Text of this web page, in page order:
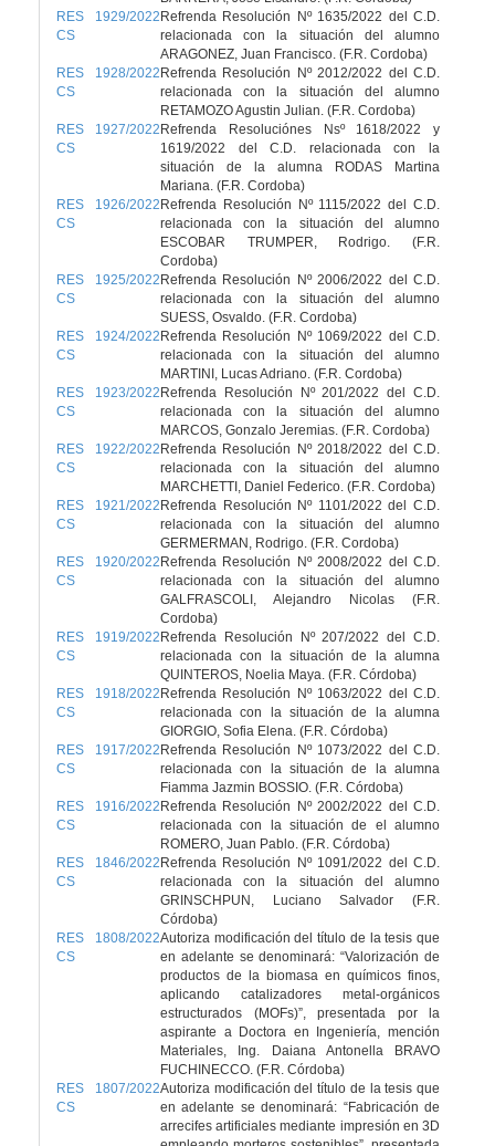
RES 1929/2022
CS
Refrenda Resolución Nº 1635/2022 del C.D.
relacionada con la situación del alumno
ARAGONEZ, Juan Francisco. (F.R. Cordoba)
RES 1928/2022
CS
Refrenda Resolución Nº 2012/2022 del C.D.
relacionada con la situación del alumno
RETAMOZO Agustin Julian. (F.R. Cordoba)
RES 1927/2022
CS
Refrenda Resoluciónes Nsº 1618/2022 y
1619/2022 del C.D. relacionada con la
situación de la alumna RODAS Martina
Mariana. (F.R. Cordoba)
RES 1926/2022
CS
Refrenda Resolución Nº 1115/2022 del C.D.
relacionada con la situación del alumno
ESCOBAR TRUMPER, Rodrigo. (F.R.
Cordoba)
RES 1925/2022
CS
Refrenda Resolución Nº 2006/2022 del C.D.
relacionada con la situación del alumno
SUESS, Osvaldo. (F.R. Cordoba)
RES 1924/2022
CS
Refrenda Resolución Nº 1069/2022 del C.D.
relacionada con la situación del alumno
MARTINI, Lucas Adriano. (F.R. Cordoba)
RES 1923/2022
CS
Refrenda Resolución Nº 201/2022 del C.D.
relacionada con la situación del alumno
MARCOS, Gonzalo Jeremias. (F.R. Cordoba)
RES 1922/2022
CS
Refrenda Resolución Nº 2018/2022 del C.D.
relacionada con la situación del alumno
MARCHETTI, Daniel Federico. (F.R. Cordoba)
RES 1921/2022
CS
Refrenda Resolución Nº 1101/2022 del C.D.
relacionada con la situación del alumno
GERMERMAN, Rodrigo. (F.R. Cordoba)
RES 1920/2022
CS
Refrenda Resolución Nº 2008/2022 del C.D.
relacionada con la situación del alumno
GALFRASCOLI, Alejandro Nicolas (F.R.
Cordoba)
RES 1919/2022
CS
Refrenda Resolución Nº 207/2022 del C.D.
relacionada con la situación de la alumna
QUINTEROS, Noelia Maya. (F.R. Córdoba)
RES 1918/2022
CS
Refrenda Resolución Nº 1063/2022 del C.D.
relacionada con la situación de la alumna
GIORGIO, Sofia Elena. (F.R. Córdoba)
RES 1917/2022
CS
Refrenda Resolución Nº 1073/2022 del C.D.
relacionada con la situación de la alumna
Fiamma Jazmin BOSSIO. (F.R. Córdoba)
RES 1916/2022
CS
Refrenda Resolución Nº 2002/2022 del C.D.
relacionada con la situación de el alumno
ROMERO, Juan Pablo. (F.R. Córdoba)
RES 1846/2022
CS
Refrenda Resolución Nº 1091/2022 del C.D.
relacionada con la situación del alumno
GRINSCHPUN, Luciano Salvador (F.R.
Córdoba)
RES 1808/2022
CS
Autoriza modificación del título de la tesis que
en adelante se denominará: “Valorización de
productos de la biomasa en químicos finos,
aplicando catalizadores metal-orgánicos
estructurados (MOFs)”, presentada por la
aspirante a Doctora en Ingeniería, mención
Materiales, Ing. Daiana Antonella BRAVO
FUCHINECCO. (F.R. Córdoba)
RES 1807/2022
CS
Autoriza modificación del título de la tesis que
en adelante se denominará: “Fabricación de
arrecifes artificiales mediante impresión en 3D